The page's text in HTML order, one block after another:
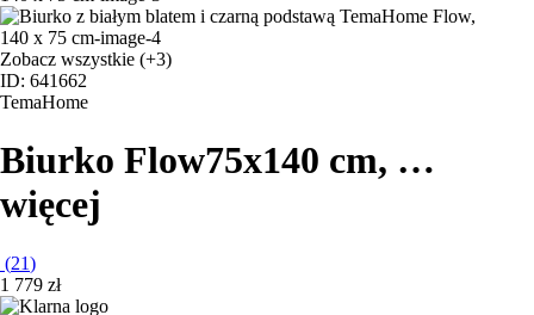
Zobacz wszystkie (+3)
ID: 641662
TemaHome
Biurko Flow75x140 cm, …
więcej
(21)
1 779 zł